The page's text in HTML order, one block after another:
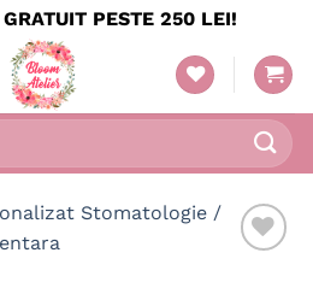
PESTE 250 LEI!